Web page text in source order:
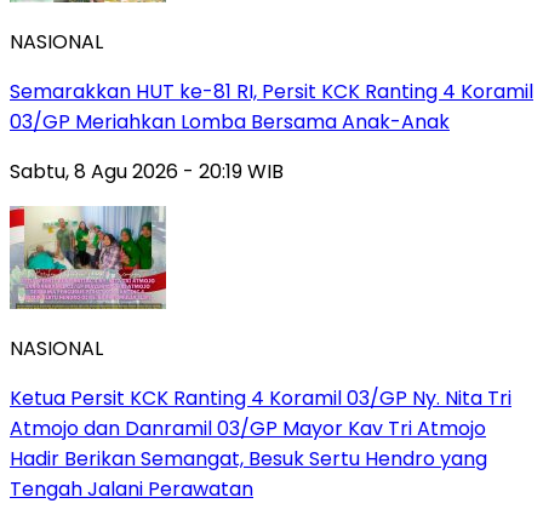
NASIONAL
Semarakkan HUT ke-81 RI, Persit KCK Ranting 4 Koramil
03/GP Meriahkan Lomba Bersama Anak-Anak
Sabtu, 8 Agu 2026 - 20:19 WIB
NASIONAL
Ketua Persit KCK Ranting 4 Koramil 03/GP Ny. Nita Tri
Atmojo dan Danramil 03/GP Mayor Kav Tri Atmojo
Hadir Berikan Semangat, Besuk Sertu Hendro yang
Tengah Jalani Perawatan